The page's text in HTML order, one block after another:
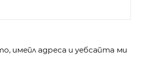
имейл адреса и уебсайта ми